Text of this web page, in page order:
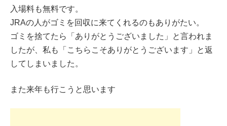
入場料も無料です。
JRAの人がゴミを回収に来てくれるのもありがたい。
ゴミを捨てたら「ありがとうございました」と言われま
したが、私も「こちらこそありがとうございます」と返
してしまいました。
また来年も行こうと思います